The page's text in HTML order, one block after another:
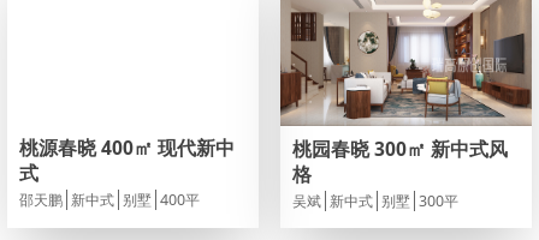
桃源春晓 400㎡ 现代新中
式
邵天鹏 新中式 别墅 400平
桃园春晓 300㎡ 新中式风
格
吴斌 新中式 别墅 300平